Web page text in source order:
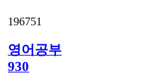
196751
영어공부
930